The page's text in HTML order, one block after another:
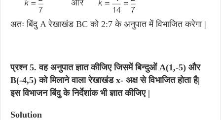
अतः बिंदु A रेखाखंड BC को 2:7 के अनुपात में विभाजित करेगा |
प्रश्न 5.वह अनुपात ज्ञात कीजिए जिसमें बिन्दुओं A(1,-5) और
B(-4,5) को मिलाने वाला रेखाखंड x- अक्ष से विभाजित होता है|
इस विभाजन बिंदु के निर्देशांक भी ज्ञात कीजिए |
Solution